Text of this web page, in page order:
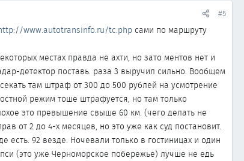
#5
www.autotransinfo.ru/tc.php сами по маршруту
местах правда не ахти, но зато ментов нет и
детектор поставь. раза 3 выручил сильно. Вообщем
там штраф от 300 до 500 рублей на усмотрение
режим тоше штрафуется, но там только
это превышение свыше 60 км. (чего делать не
от 2 до 4-х месяцев, но это уже как суд постановит.
есть. 92 везде. Ночевали только в гостиницах и один
(это уже Черноморское побережье) лучше не едь